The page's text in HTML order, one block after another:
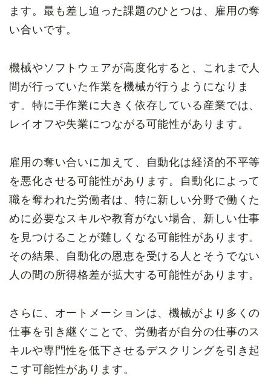
ます。最も差し迫った課題のひとつは、雇用の奪
い合いです。
機械やソフトウェアが高度化すると、これまで人
間が行っていた作業を機械が行うようになりま
す。特に手作業に大きく依存している産業では、
レイオフや失業につながる可能性があります。
雇用の奪い合いに加えて、自動化は経済的不平等
を悪化させる可能性があります。自動化によって
職を奪われた労働者は、特に新しい分野で働くた
めに必要なスキルや教育がない場合、新しい仕事
を見つけることが難しくなる可能性があります。
その結果、自動化の恩恵を受ける人とそうでない
人の間の所得格差が拡大する可能性があります。
さらに、オートメーションは、機械がより多くの
仕事を引き継ぐことで、労働者が自分の仕事のス
キルや専門性を低下させるデスクリングを引き起
こす可能性があります。